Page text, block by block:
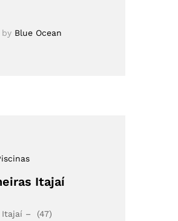
by Blue Ocean
Itajaí
Itajaí – (47)